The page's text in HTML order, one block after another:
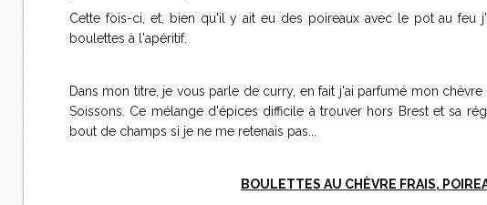
Cette fois-ci, et, bien qu'il y ait eu des poireaux avec le pot au
boulettes à l'apéritif.
Dans mon titre, je vous parle de curry, en fait j'ai parfumé mon chèvre
Soissons. Ce mélange d'épices difficile à trouver hors Brest et sa
bout de champs si je ne me retenais pas...
BOULETTES AU CHÈVRE FRAIS,